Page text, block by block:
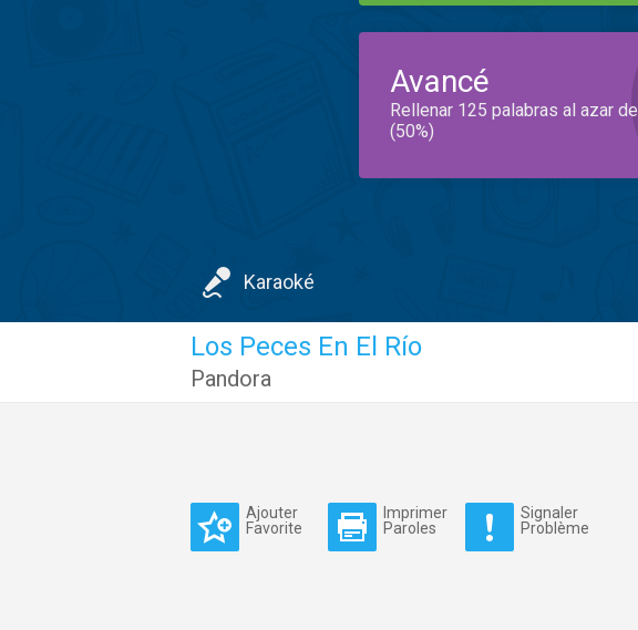
Avancé
Rellenar 125 palabras al azar
(50%)
Karaoké
Los Peces En El Río
Pandora
Ajouter
Favorite
Imprimer
Paroles
Signaler
Problème